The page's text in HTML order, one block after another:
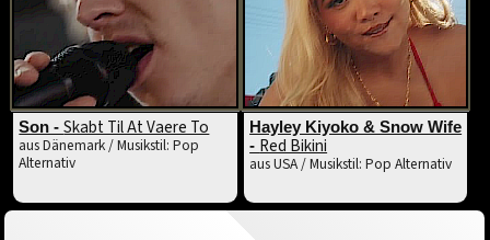
Son -Skabt Til At Vaere To
aus Dänemark / Musikstil: Pop
Alternativ
Hayley Kiyoko & Snow Wife
- Red Bikini
aus USA / Musikstil: Pop Alternativ